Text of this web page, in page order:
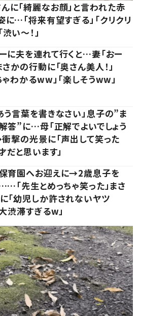
に「綺麗なお顔」と言われた赤
…「将来有望すぎる」「クリクリ
い～！」
に夫を連れて行くと…妻「おー
かの行動に「奥さん美人！」
ゃわかるww」「楽しそうww」
う言葉を書きなさい」息子の”ま
答”に…母「正解でよいでしょう
撃の光景に「声出して笑った
だと思います」
育園へお迎えに→2歳息子を
「先生とめっちゃ笑った」まさ
「幼児しか許されないヤツ
渋滞すぎるw」